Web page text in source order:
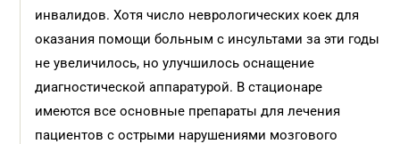
инвалидов. Хотя число неврологических коек для
оказания помощи больным с инсультами за эти годы
не увеличилось, но улучшилось оснащение
диагностической аппаратурой. В стационаре
имеются все основные препараты для лечения
пациентов с острыми нарушениями мозгового